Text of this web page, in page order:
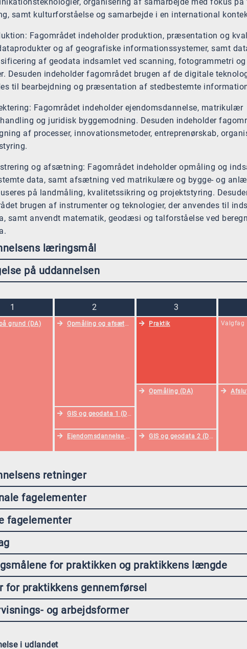
samt kulturforståelse og samarbejde i en international
Fagområdet indeholder produktion, præsentation og
og af geografiske informationssystemer, samt
af geodata indsamlet ved scanning, fotogrammetri
Desuden indeholder fagområdet brugen af de digitale
til bearbejdning og præsentation af stedbestemte
Fagområdet indeholder ejendomsdannelse, matrikulær
og juridisk byggemodning. Desuden indeholder
af processer, innovationsmetoder, entreprenørskab,
og afsætning: Fagområdet indeholder opmåling og
data, samt afsætning ved matrikulære og bygge- og
på landmåling, kvalitetssikring og projektstyring.
brugen af instrumenter og teknologier, der anvendes til
samt anvendt matematik, geodæsi og talforståelse ved
læringsmål
på uddannelsen
1
grund (DA)
2
Opmåling og afsætning (DA)
GIS og geodata 1 (DA)
Ejendomsdannelse (DA)
3
Praktik
Opmåling (DA)
GIS og geodata 2 (DA)
Valgfag
retninger
fagelementer
fagelementer
for praktikken og praktikkens længde
for praktikkens gennemførsel
og arbejdsformer
i udlandet